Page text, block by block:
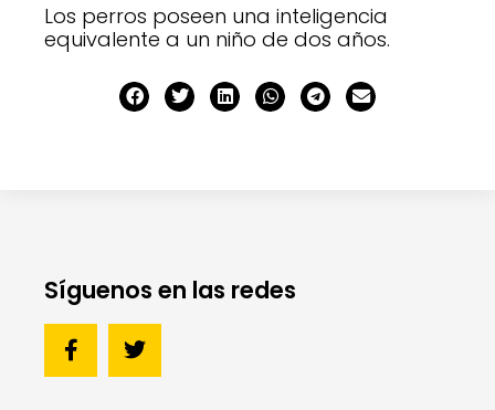
Los perros poseen una inteligencia
equivalente a un niño de dos años.
Síguenos en las redes